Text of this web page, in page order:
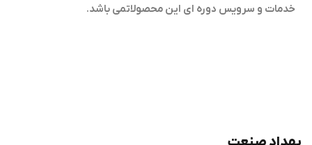
خدمات و سرویس دوره ای این محصولاتمی باشد.